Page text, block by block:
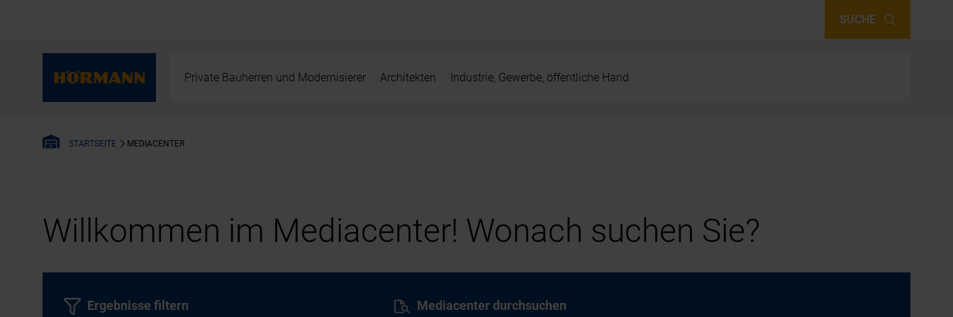
SUCHE
Private Bauherren und Modernisierer Architekten Industrie, Gewerbe, öffentliche Hand
STARTSEITE MEDIACENTER
Willkommen im Mediacenter! Wonach suchen Sie?
Mediacenter durchsuchen
Ergebnisse filtern